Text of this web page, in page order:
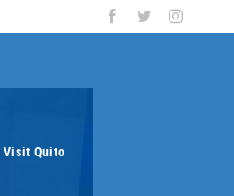
Facebook
Twitter
Visit Quito